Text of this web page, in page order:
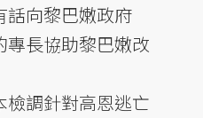
話向黎巴嫩政府
專長協助黎巴嫩改
檢調針對高恩逃亡